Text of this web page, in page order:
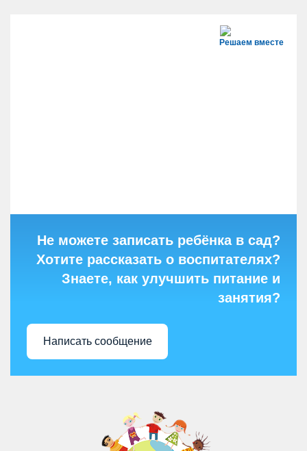
Решаем вместе
Не можете записать ребёнка в сад?
Хотите рассказать о воспитателях?
Знаете, как улучшить питание и
занятия?
Написать сообщение